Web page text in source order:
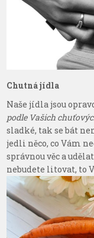
Chutná jídla
Naše jídla jsou
podle Vašich
sladké, tak se bát
jedli něco, co Vám
správnou věc a
nebudete litovat, to